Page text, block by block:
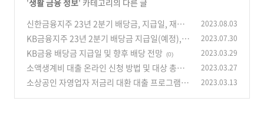
신한금융지주 23년 2분기 배당금, 지급일, 재무
실적현황, 주가 추이와 전
(0)
2023.08.03
KB금융지주 23년 2분기 배당금 지급일(예정),
향후 주가/배당 전망
(0)
2023.07.30
KB금융 배당금 지급일 및 향후 배당 전망 (0) 2023.03.29
소액생계비 대출 온라인 신청 방법 및 대상 총정
리
(0)
2023.03.27
소상공인 자영업자 저금리 대환 대출 프로그램 신
2023.03.13